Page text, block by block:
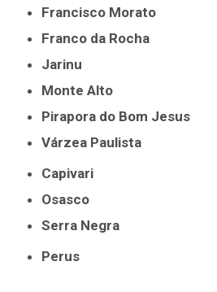
Francisco Morato
Franco da Rocha
Jarinu
Monte Alto
Pirapora do Bom Jesus
Várzea Paulista
Capivari
Osasco
Serra Negra
Perus